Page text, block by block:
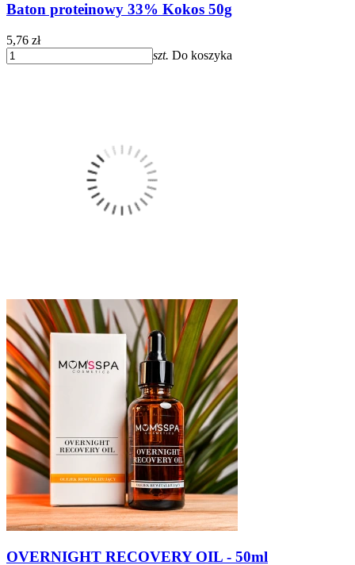
Baton proteinowy 33% Kokos 50g
5,76 zł
szt. Do koszyka
OVERNIGHT RECOVERY OIL - 50ml